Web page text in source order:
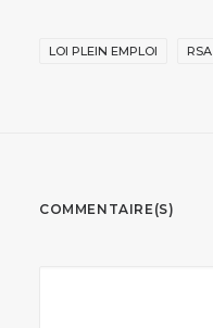
LOI PLEIN EMPLOI RSA
COMMENTAIRE(S)